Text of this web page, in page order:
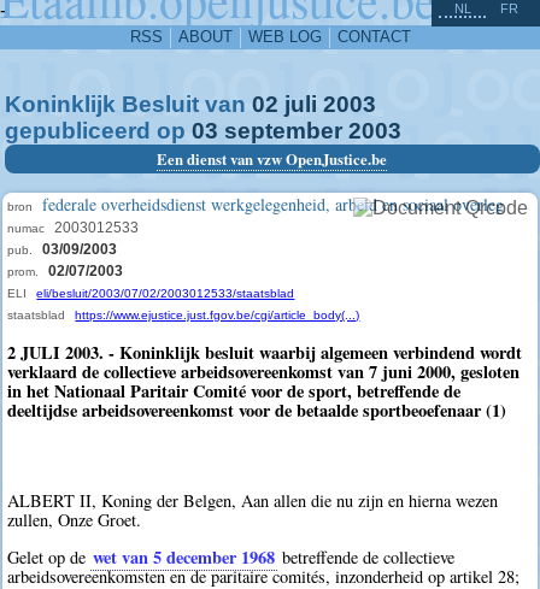
-
RSS ABOUT WEB LOG CONTACT
NL FR
Koninklijk Besluit van 02 juli 2003
gepubliceerd op 03 september 2003
Een dienst van vzw OpenJustice.be
bron federale overheidsdienst werkgelegenheid, arbeid en sociaal overleg
numac 2003012533
pub. 03/09/2003
prom. 02/07/2003
ELI
eli/besluit/2003/07/02/2003012533/staatsblad
staatsblad
https://www.ejustice.just.fgov.be/cgi/article_body(...)
2 JULI 2003. - Koninklijk besluit waarbij algemeen verbindend wordt
verklaard de collectieve arbeidsovereenkomst van 7 juni 2000, gesloten
in het Nationaal Paritair Comité voor de sport, betreffende de
deeltijdse arbeidsovereenkomst voor de betaalde sportbeoefenaar (1)
ALBERT II, Koning der Belgen, Aan allen die nu zijn en hierna wezen
zullen, Onze Groet.
Gelet op de wet van 5 december 1968 betreffende de collectieve
arbeidsovereenkomsten en de paritaire comités, inzonderheid op artikel 28;
^